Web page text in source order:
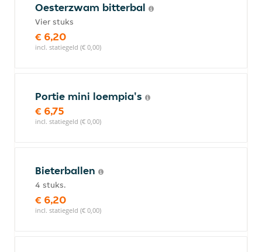
Oesterzwam bitterbal
Vier stuks
€ 6,20
incl. statiegeld (€ 0,00)
Portie mini loempia's
€ 6,75
incl. statiegeld (€ 0,00)
Bieterballen
4 stuks.
€ 6,20
incl. statiegeld (€ 0,00)